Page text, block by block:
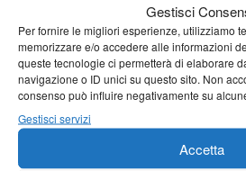
Gestisci
Per fornire le migliori esperienze, utilizziamo
memorizzare e/o accedere alle informazioni
queste tecnologie ci permetterà di elaborare
navigazione o ID unici su questo sito. Non
consenso può influire negativamente su
Gestisci servizi
Accetta
Castelnuovo Garfagnana
24°C|35°C